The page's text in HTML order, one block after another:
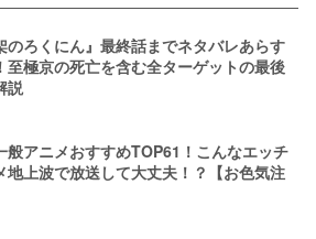
のろくにん』最終話までネタバレあらす
至極京の死亡を含む全ターゲットの最後
説
般アニメおすすめTOP61！こんなエッチ
地上波で放送して大丈夫！？【お色気注